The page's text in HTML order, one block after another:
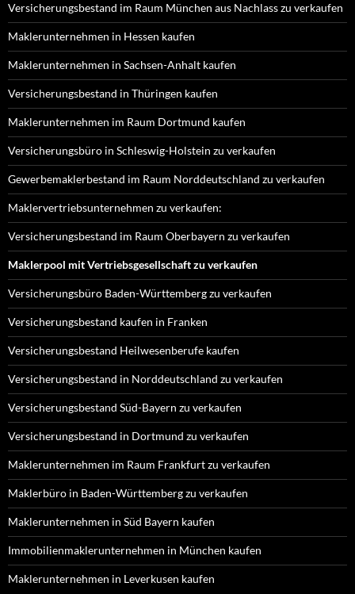
Versicherungsbestand im Raum München aus Nachlass zu verkaufen
Maklerunternehmen in Hessen kaufen
Maklerunternehmen in Sachsen-Anhalt kaufen
Versicherungsbestand in Thüringen kaufen
Maklerunternehmen im Raum Dortmund kaufen
Versicherungsbüro in Schleswig-Holstein zu verkaufen
Gewerbemaklerbestand im Raum Norddeutschland zu verkaufen
Maklervertriebsunternehmen zu verkaufen:
Versicherungsbestand im Raum Oberbayern zu verkaufen
Maklerpool mit Vertriebsgesellschaft zu verkaufen
Versicherungsbüro Baden-Württemberg zu verkaufen
Versicherungsbestand kaufen in Franken
Versicherungsbestand Heilwesenberufe kaufen
Versicherungsbestand in Norddeutschland zu verkaufen
Versicherungsbestand Süd-Bayern zu verkaufen
Versicherungsbestand in Dortmund zu verkaufen
Maklerunternehmen im Raum Frankfurt zu verkaufen
Maklerbüro in Baden-Württemberg zu verkaufen
Maklerunternehmen in Süd Bayern kaufen
Immobilienmaklerunternehmen in München kaufen
Maklerunternehmen in Leverkusen kaufen